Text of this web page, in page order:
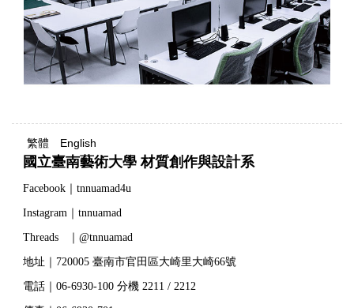
繁體 English
國立臺南藝術大學 材質創作與設計系
Facebook｜tnnuamad4u
Instagram｜tnnuamad
Threads ｜@tnnuamad
地址｜720005 臺南市官田區大崎里大崎66號
電話｜06-6930-100 分機 2211 / 2212